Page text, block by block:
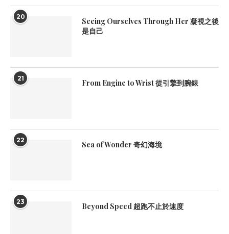
20
Seeing Ourselves Through Her 凝視之後
是自己
21 From Engine to Wrist 從引擎到腕錶
22 Sea of Wonder 奇幻海境
23 Beyond Speed 超跑不止於速度